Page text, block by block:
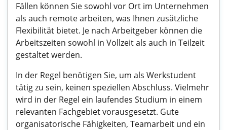
Fällen können Sie sowohl vor Ort im Unternehmen
als auch remote arbeiten, was Ihnen zusätzliche
Flexibilität bietet. Je nach Arbeitgeber können die
Arbeitszeiten sowohl in Vollzeit als auch in Teilzeit
gestaltet werden.
In der Regel benötigen Sie, um als Werkstudent
tätig zu sein, keinen speziellen Abschluss. Vielmehr
wird in der Regel ein laufendes Studium in einem
relevanten Fachgebiet vorausgesetzt. Gute
organisatorische Fähigkeiten, Teamarbeit und ein